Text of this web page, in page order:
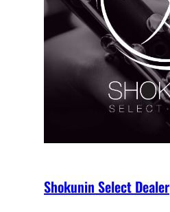
Shokunin Select Dealer